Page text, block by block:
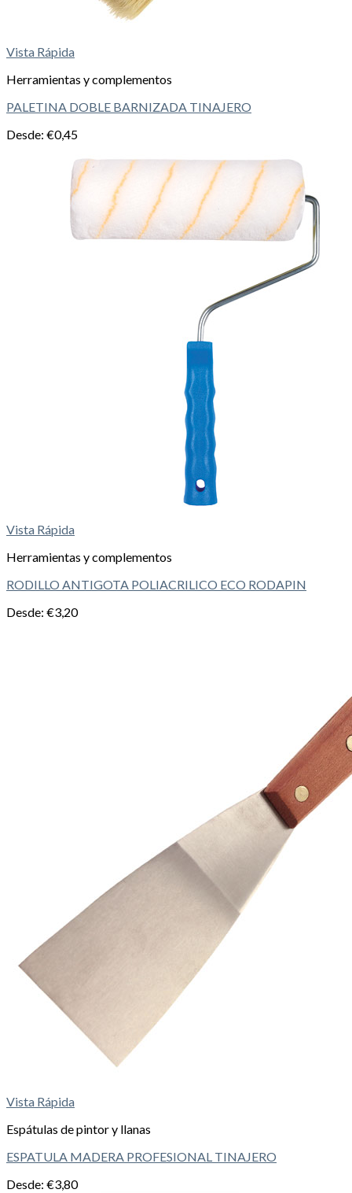
Vista Rápida
Herramientas y complementos
PALETINA DOBLE BARNIZADA TINAJERO
Desde: €0,45
Vista Rápida
Herramientas y complementos
RODILLO ANTIGOTA POLIACRILICO ECO RODAPIN
Desde: €3,20
Vista Rápida
Espátulas de pintor y llanas
ESPATULA MADERA PROFESIONAL TINAJERO
Desde: €3,80